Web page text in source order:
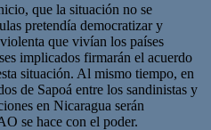
que la situación no se
pretendía democratizar y
que vivían los países
implicados firmarán el acuerdo
situación. Al mismo tiempo, en
de Sapoá entre los sandinistas y
en Nicaragua serán
se hace con el poder.